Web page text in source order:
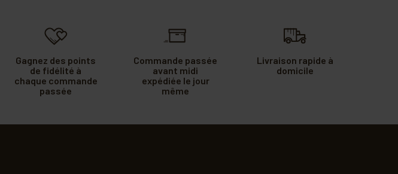
Gagnez des points
de fidélité à
chaque commande
passée
Commande passée
avant midi
expédiée le jour
même
Livraison rapide à
domicile